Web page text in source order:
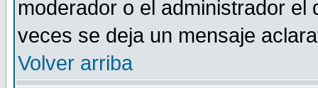
moderador o el administrador
veces se deja un mensaje
Volver arriba